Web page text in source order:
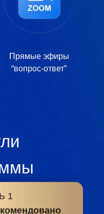
Прямые эфиры
“вопрос-ответ”
1